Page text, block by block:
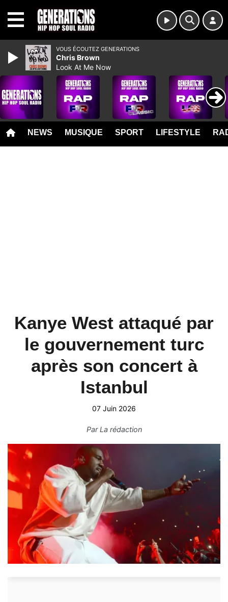
NEWS MUSIQUE SPORT LIFESTYLE
Kanye West attaqué par
le gouvernement turc
après son concert à
Istanbul
07 Juin 2026
ParLa rédaction
VOUS ÉCOUTEZ GENERATIONS
Chris Brown
Look At Me Now